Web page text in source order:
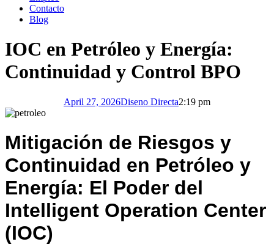
Contacto
Blog
IOC en Petróleo y Energía:
Continuidad y Control BPO
April 27, 2026Diseno Directa2:19 pm
Mitigación de Riesgos y
Continuidad en Petróleo y
Energía: El Poder del
Intelligent Operation Center
(IOC)